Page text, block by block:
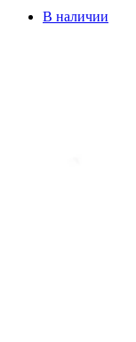
В наличии